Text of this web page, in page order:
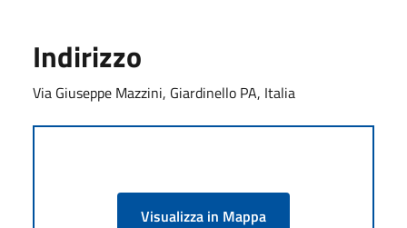
Indirizzo
Via Giuseppe Mazzini, Giardinello PA, Italia
Visualizza in Mappa